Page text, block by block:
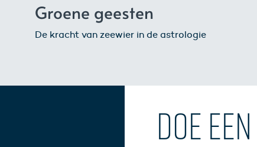
Groene geesten
De kracht van zeewier in de astrologie
DOE